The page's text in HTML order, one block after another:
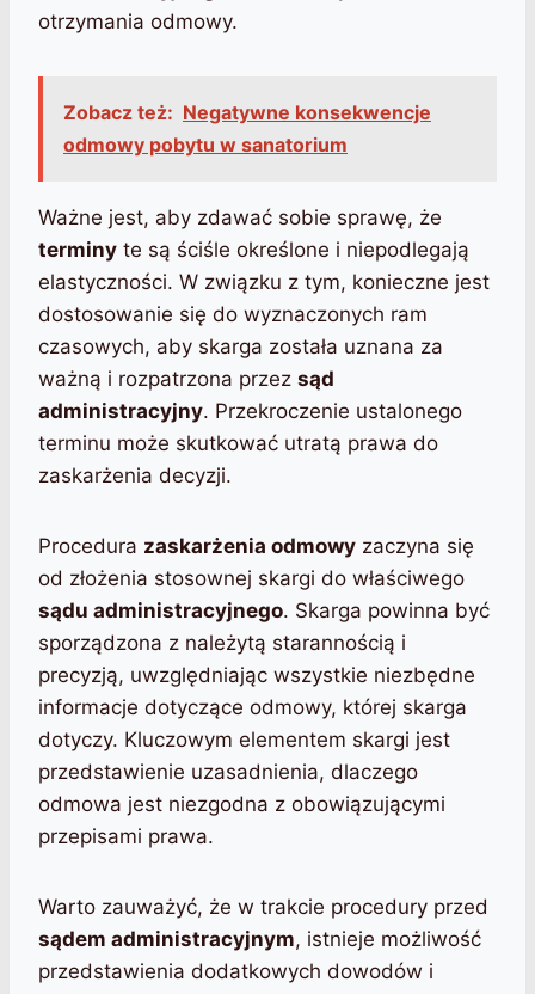
otrzymania odmowy.
Zobacz też: Negatywne konsekwencje
odmowy pobytu w sanatorium
Ważne jest, aby zdawać sobie sprawę, że
terminy te są ściśle określone i niepodlegają
elastyczności. W związku z tym, konieczne jest
dostosowanie się do wyznaczonych ram
czasowych, aby skarga została uznana za
ważną i rozpatrzona przez sąd
administracyjny. Przekroczenie ustalonego
terminu może skutkować utratą prawa do
zaskarżenia decyzji.
Procedura zaskarżenia odmowy zaczyna się
od złożenia stosownej skargi do właściwego
sądu administracyjnego. Skarga powinna być
sporządzona z należytą starannością i
precyzją, uwzględniając wszystkie niezbędne
informacje dotyczące odmowy, której skarga
dotyczy. Kluczowym elementem skargi jest
przedstawienie uzasadnienia, dlaczego
odmowa jest niezgodna z obowiązującymi
przepisami prawa.
Warto zauważyć, że w trakcie procedury przed
sądem administracyjnym, istnieje możliwość
przedstawienia dodatkowych dowodów i